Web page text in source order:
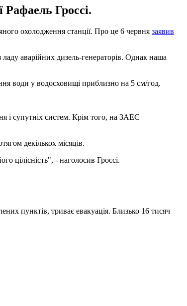
Рафаель Гроссі.
охолодження станції. Про це 6 червня заявив
аварійних дизель-генераторів. Однак наша
води у водосховищі приблизно на 5 см/год.
і супутніх систем. Крім того, на ЗАЕС
декількох місяців.
цілісність", - наголосив Гроссі.
пунктів, триває евакуація. Близько 16 тисяч